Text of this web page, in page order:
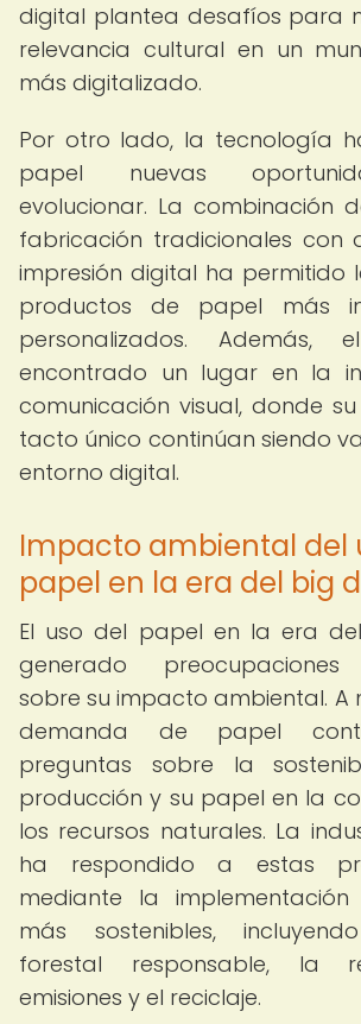
digital plantea desafíos para
relevancia cultural en un
más digitalizado.
Por otro lado, la tecnología
papel nuevas
evolucionar. La combinación
fabricación tradicionales con
impresión digital ha permitido
productos de papel más
personalizados.
encontrado un lugar en la
comunicación visual, donde
tacto único continúan siendo
entorno digital.
Impacto ambiental del
papel en la era del big
El uso del papel en la era
generado preocupaciones
sobre su impacto ambiental. A
demanda de papel
preguntas sobre la
producción y su papel en la
los recursos naturales. La
ha respondido a estas
mediante la
más sostenibles,
forestal responsable, la
emisiones y el reciclaje.